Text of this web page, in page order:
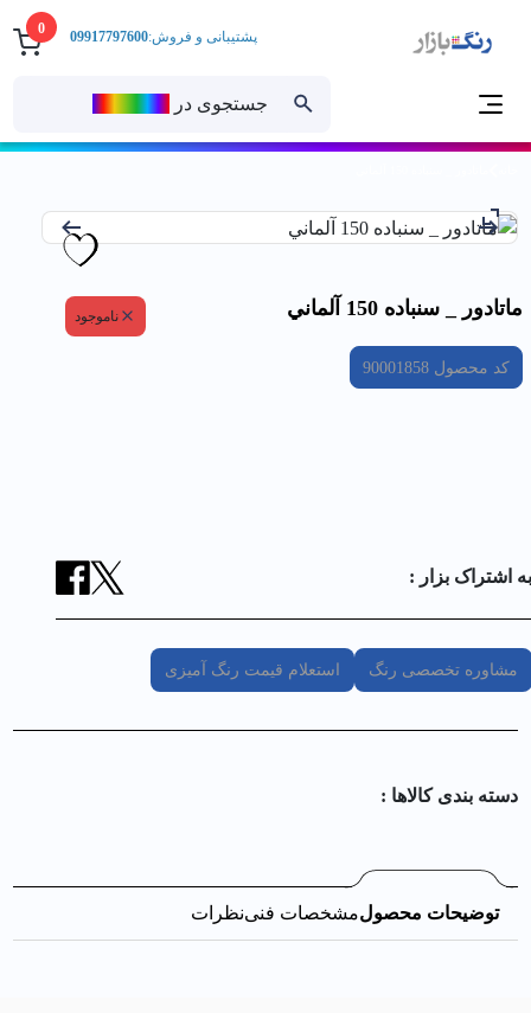
0
جستجوی در
پشتیبانی و فروش:09917797600
ماتادور _ سنباده 150 آلماني ناموجود
کد محصول90001858
به اشتراک بزار :
مشاوره تخصصی رنگ استعلام قیمت رنگ آمیزی
دسته بندی کالا‌ها :
توضیحات محصولمشخصات فنینظرات